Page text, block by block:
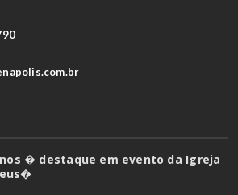
� destaque em evento da Igreja